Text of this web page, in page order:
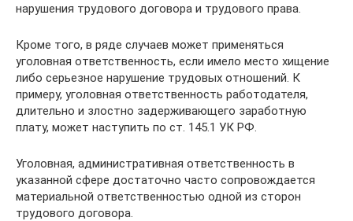
нарушения трудового договора и трудового права.
Кроме того, в ряде случаев может применяться
уголовная ответственность, если имело место хищение
либо серьезное нарушение трудовых отношений. К
примеру, уголовная ответственность работодателя,
длительно и злостно задерживающего заработную
плату, может наступить по ст. 145.1 УК РФ.
Уголовная, административная ответственность в
указанной сфере достаточно часто сопровождается
материальной ответственностью одной из сторон
трудового договора.